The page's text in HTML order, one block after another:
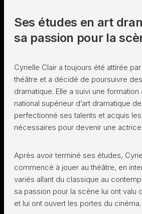
Ses études en art
sa passion pour la
Cyrielle Clair a toujours été attirée
théâtre et a décidé de poursuivre
dramatique. Elle a suivi une
national supérieur d’art dramatique
perfectionné ses talents et acquis
nécessaires pour devenir une
Après avoir terminé ses études,
commencé à jouer au théâtre, en
variés allant du classique au
sa passion pour la scène lui ont valu
et lui ont ouvert les portes du cinéma.